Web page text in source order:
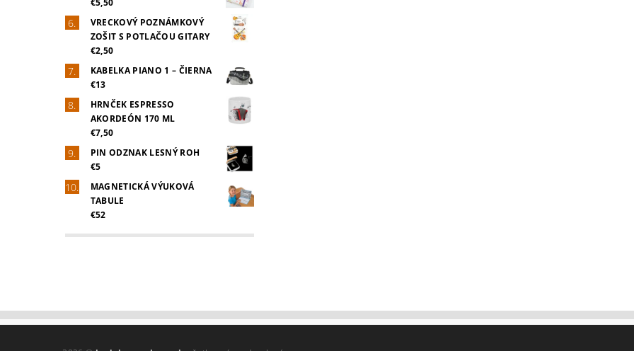
€5,50
VRECKOVÝ POZNÁMKOVÝ
ZOŠIT S POTLAČOU GITARY
€2,50
KABELKA PIANO 1 – ČIERNA
€13
HRNČEK ESPRESSO
AKORDEÓN 170 ML
€7,50
PIN ODZNAK LESNÝ ROH
€5
MAGNETICKÁ VÝUKOVÁ
TABULE
€52